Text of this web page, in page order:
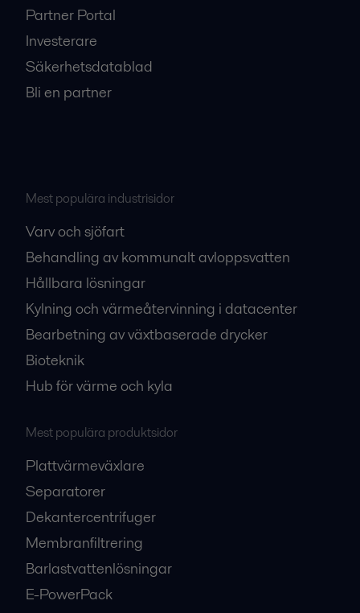
Partner Portal
Investerare
Säkerhetsdatablad
Bli en partner
Mest populära industrisidor
Varv och sjöfart
Behandling av kommunalt avloppsvatten
Hållbara lösningar
Kylning och värmeåtervinning i datacenter
Bearbetning av växtbaserade drycker
Bioteknik
Hub för värme och kyla
Mest populära produktsidor
Plattvärmeväxlare
Separatorer
Dekantercentrifuger
Membranfiltrering
Barlastvattenlösningar
E-PowerPack